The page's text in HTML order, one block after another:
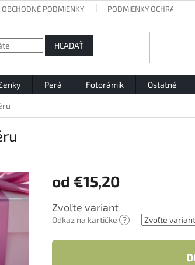
OBCHODNÉ PODMIENKY PODMIENKY OCHRANY
HĽADAŤ
Perá Fotorámik Ostatné
od €15,20
Jednotková
cena:
Zvoľte variant
Odkaz na kartičke ?